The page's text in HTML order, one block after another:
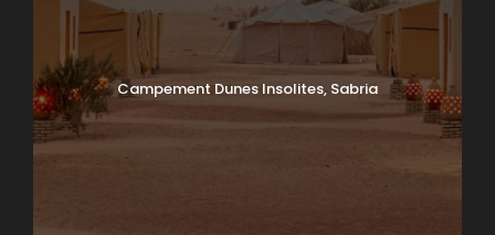
Campement Dunes Insolites, Sabria